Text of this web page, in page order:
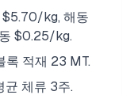
$5.70/kg, 해동
동 $0.25/kg.
록 적재 23 MT.
균 체류 3주.